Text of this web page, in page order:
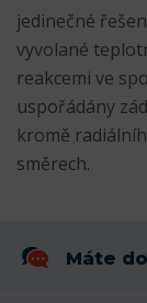
jedinečné
vyvolané
reakcemi ve
uspořádány
kromě
směrech.
Máte